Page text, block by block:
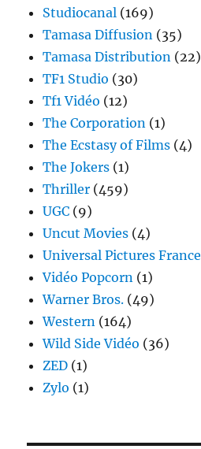
Studiocanal (169)
Tamasa Diffusion (35)
Tamasa Distribution (22)
TF1 Studio (30)
Tf1 Vidéo (12)
The Corporation (1)
The Ecstasy of Films (4)
The Jokers (1)
Thriller (459)
UGC (9)
Uncut Movies (4)
Universal Pictures France
Vidéo Popcorn (1)
Warner Bros. (49)
Western (164)
Wild Side Vidéo (36)
ZED (1)
Zylo (1)